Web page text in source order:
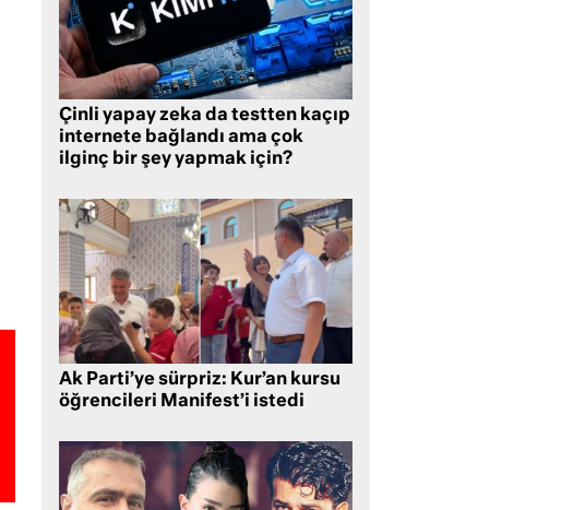
Çinli yapay zeka da testten kaçıp
internete bağlandı ama çok
ilginç bir şey yapmak için?
Ak Parti’ye sürpriz: Kur’an kursu
öğrencileri Manifest’i istedi